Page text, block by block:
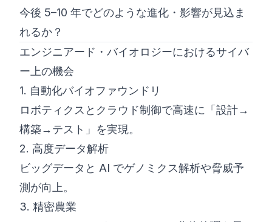
今後 5–10 年でどのような進化・影響が見込ま
れるか？
エンジニアード・バイオロジーにおけるサイバ
ー上の機会
1. 自動化バイオファウンドリ
ロボティクスとクラウド制御で高速に「設計→
構築→テスト」を実現。
2. 高度データ解析
ビッグデータと AI でゲノミクス解析や脅威予
測が向上。
3. 精密農業